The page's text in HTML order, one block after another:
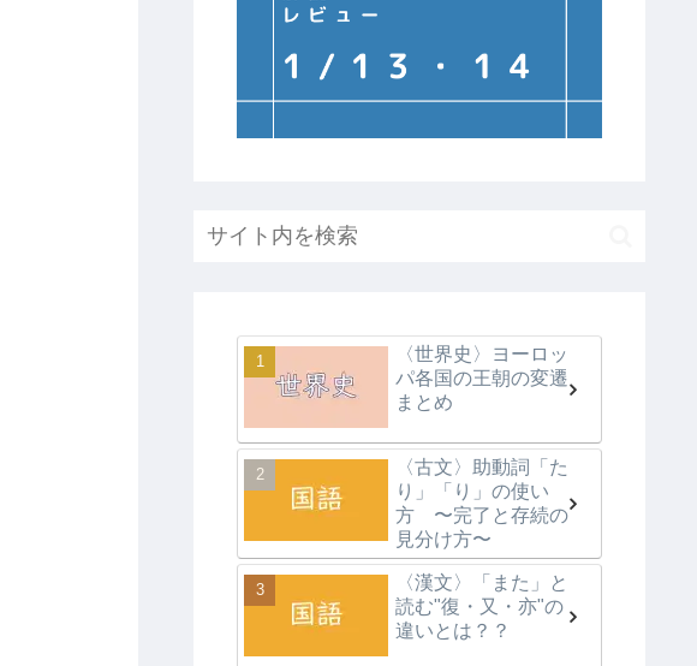
〈世界史〉ヨーロッ
パ各国の王朝の変遷
まとめ
〈古文〉助動詞「た
り」「り」の使い
方 〜完了と存続の
見分け方〜
〈漢文〉「また」と
読む"復・又・亦"の
違いとは？？